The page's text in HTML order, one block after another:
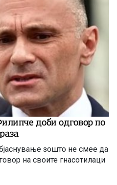
доби одговор по
зошто не смее да
на своите гнасотилаци